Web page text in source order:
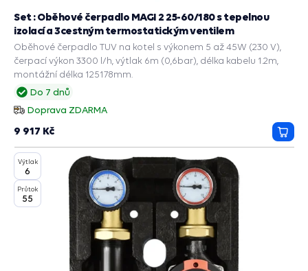
Do 7 dnů
Doprava ZDARMA
Set : Oběhové čerpadlo MAGI 2 25-60/180 s tepelnou
izolací a 3cestným termostatickým ventilem
Oběhové čerpadlo TUV na kotel s výkonem 5 až 45W (230 V),
čerpací výkon 3300 l/h, výtlak 6m (0,6bar), délka kabelu 1.2m,
montážní délka 125178mm.
9 917 Kč
do
Výtlak
6
Průtok
55